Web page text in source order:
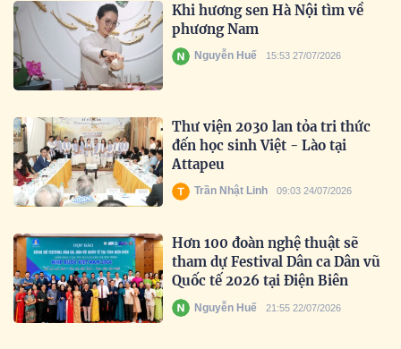
Khi hương sen Hà Nội tìm về
phương Nam
Nguyễn Huế 15:53 27/07/2026
Thư viện 2030 lan tỏa tri thức
đến học sinh Việt - Lào tại
Attapeu
Trần Nhật Linh 09:03 24/07/2026
Hơn 100 đoàn nghệ thuật sẽ
tham dự Festival Dân ca Dân vũ
Quốc tế 2026 tại Điện Biên
Nguyễn Huế 21:55 22/07/2026